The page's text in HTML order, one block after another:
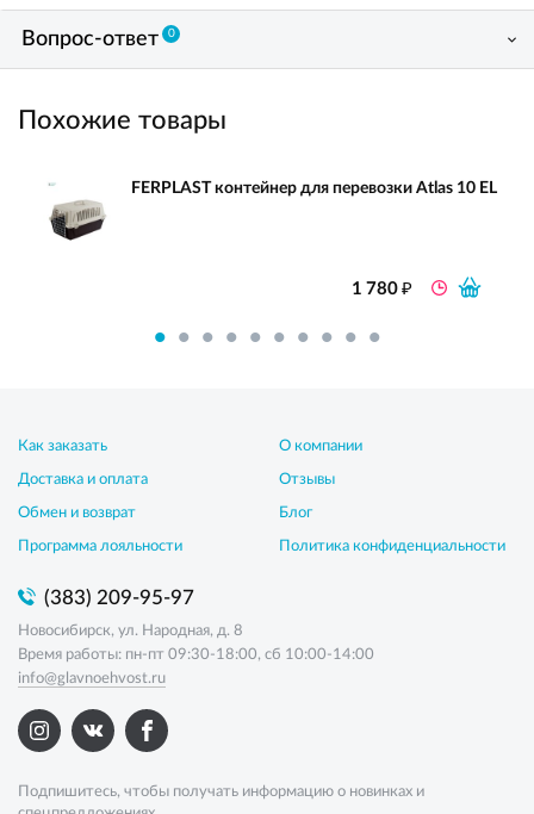
Вопрос-ответ 0
Похожие товары
FERPLAST контейнер для перевозки Atlas 10 EL
1 780₽
Как заказать
Доставка и оплата
Обмен и возврат
Программа лояльности
О компании
Отзывы
Блог
Политика конфиденциальности
(383) 209-95-97
Новосибирск, ул. Народная, д. 8
Время работы: пн-пт 09:30-18:00, сб 10:00-14:00
info@glavnoehvost.ru
Подпишитесь, чтобы получать информацию о новинках и